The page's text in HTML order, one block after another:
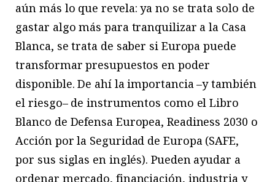
aún más lo que revela: ya no se trata solo de
gastar algo más para tranquilizar a la Casa
Blanca, se trata de saber si Europa puede
transformar presupuestos en poder
disponible. De ahí la importancia –y también
el riesgo– de instrumentos como el Libro
Blanco de Defensa Europea, Readiness 2030 o
Acción por la Seguridad de Europa (SAFE,
por sus siglas en inglés). Pueden ayudar a
ordenar mercado, financiación, industria y